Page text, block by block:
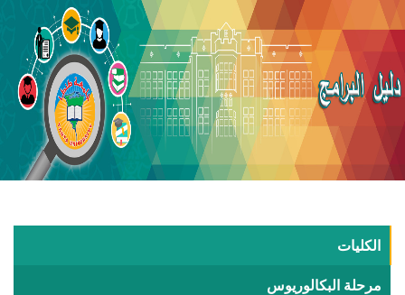
الكليات
مرحلة البكالوريوس